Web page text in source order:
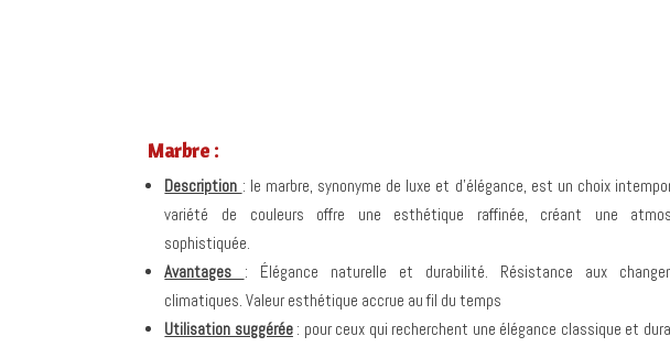
Marbre :
Description : le marbre, synonyme de luxe et d’élégance, est un choix
variété de couleurs offre une esthétique raffinée, créant une
sophistiquée.
Avantages : Élégance naturelle et durabilité. Résistance aux
climatiques. Valeur esthétique accrue au fil du temps
Utilisation suggérée: pour ceux qui recherchent une élégance classique et